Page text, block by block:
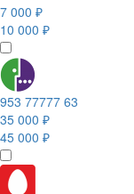
7 000 ₽
10 000 ₽
953 77777 63
35 000 ₽
45 000 ₽